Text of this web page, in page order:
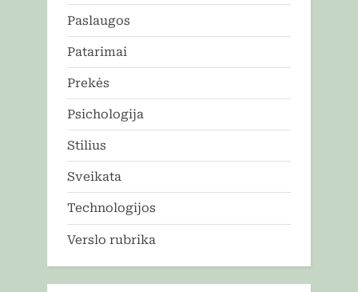
Paslaugos
Patarimai
Prekės
Psichologija
Stilius
Sveikata
Technologijos
Verslo rubrika